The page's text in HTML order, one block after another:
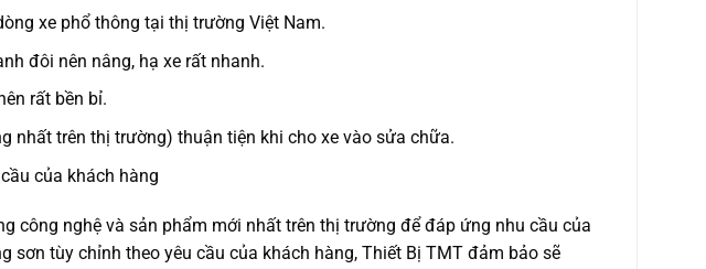
xe phổ thông tại thị trường Việt Nam.
đôi nên nâng, hạ xe rất nhanh.
rất bền bỉ.
nhất trên thị trường) thuận tiện khi cho xe vào sửa chữa.
của khách hàng
công nghệ và sản phẩm mới nhất trên thị trường để đáp ứng nhu cầu của
sơn tùy chỉnh theo yêu cầu của khách hàng, Thiết Bị TMT đảm bảo sẽ